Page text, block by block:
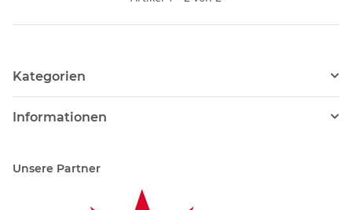
Kategorien
Informationen
Unsere Partner